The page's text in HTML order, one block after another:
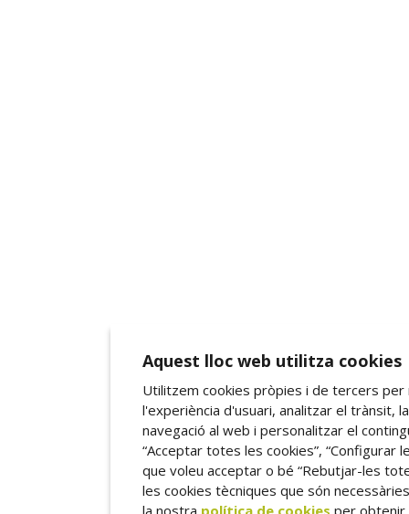
Aquest lloc web utilitza cookies
Utilitzem cookies pròpies i de tercers per
l'experiència d'usuari, analitzar el trànsit,
navegació al web i personalitzar el
“Acceptar totes les cookies”, “Configurar
que voleu acceptar o bé “Rebutjar-les
les cookies tècniques que són
la nostra política de cookies per obtenir